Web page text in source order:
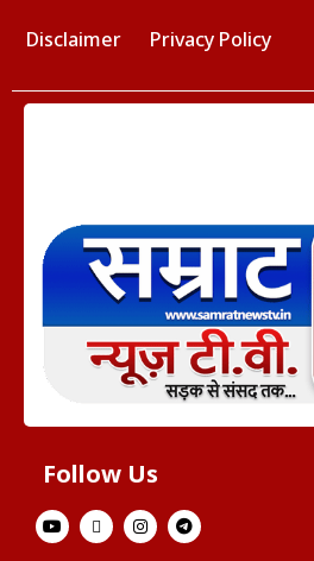
Disclaimer Privacy Policy
Follow Us